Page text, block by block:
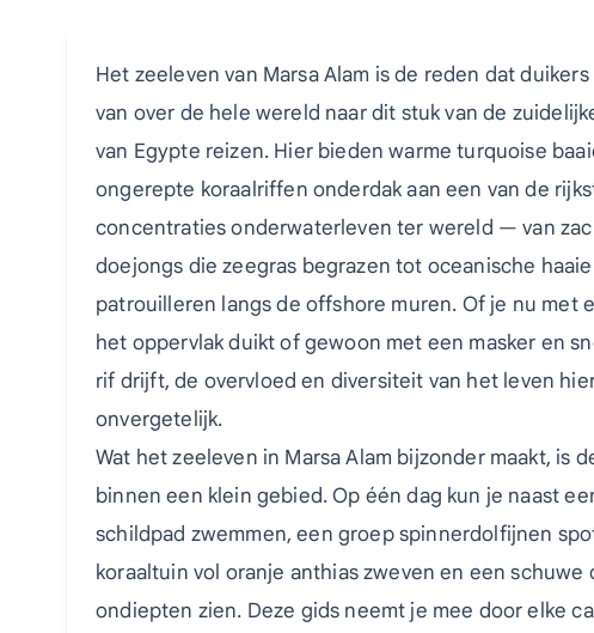
Het zeeleven van Marsa Alam is de reden dat
van over de hele wereld naar dit stuk van de
van Egypte reizen. Hier bieden warme turquoise
ongerepte koraalriffen onderdak aan een van de
concentraties onderwaterleven ter wereld — van
doejongs die zeegras begrazen tot oceanische
patrouilleren langs de offshore muren. Of je nu met
het oppervlak duikt of gewoon met een masker en
rif drijft, de overvloed en diversiteit van het leven
onvergetelijk.
Wat het zeeleven in Marsa Alam bijzonder maakt, is
binnen een klein gebied. Op één dag kun je naast
schildpad zwemmen, een groep spinnerdolfijnen
koraaltuin vol oranje anthias zweven en een schuwe
ondiepten zien. Deze gids neemt je mee door elke